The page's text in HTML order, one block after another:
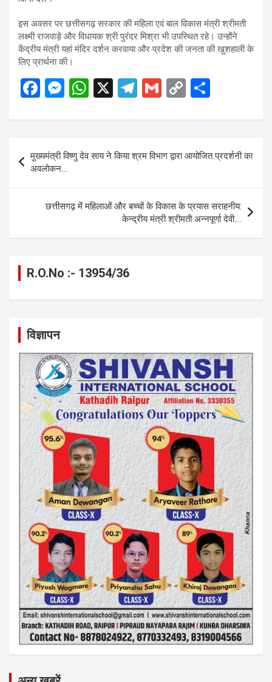
इस अवसर पर छत्तीसगढ़ सरकार की महिला एवं बाल विकास मंत्री श्रीमती
लक्ष्मी राजवाड़े और विधायक श्री पुरंदर मिश्रा भी उपस्थित रहे। उन्होंने
केंद्रीय मंत्री यहां मंदिर दर्शन करवाया और प्रदेश की जनता की खुशहाली के
लिए प्रार्थना की।
F
ce
b
o
o
k
M
se
n
g
er
W
at
A
p
p
X
T
e
gr
a
m
G
ail
C
py
Li
n
k
ar
navigation
मुख्यमंत्री विष्णु देव साय ने किया श्रम विभाग द्वारा आयोजित प्रदर्शनी का
अवलोकन….
छत्तीसगढ़ में महिलाओं और बच्चों के विकास के प्रयास सराहनीय:
केन्द्रीय मंत्री श्रीमती अन्नपूर्णा देवी….
R.O.No :- 13954/36
विज्ञापन